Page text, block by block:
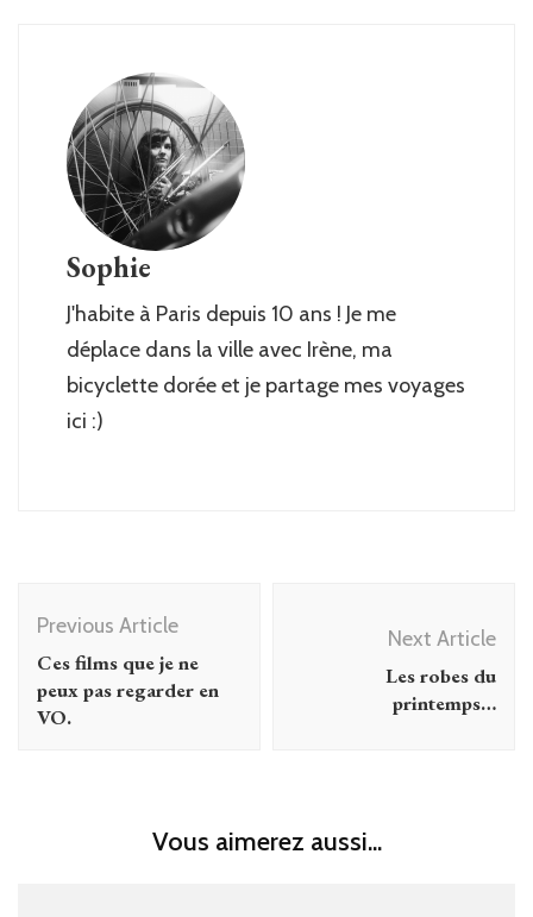
Sophie
J'habite à Paris depuis 10 ans ! Je me
déplace dans la ville avec Irène, ma
bicyclette dorée et je partage mes voyages
ici :)
Navigation
Previous Article
Ces films que je ne
peux pas regarder en
VO.
Next Article
Les robes du
printemps…
Vous aimerez aussi...